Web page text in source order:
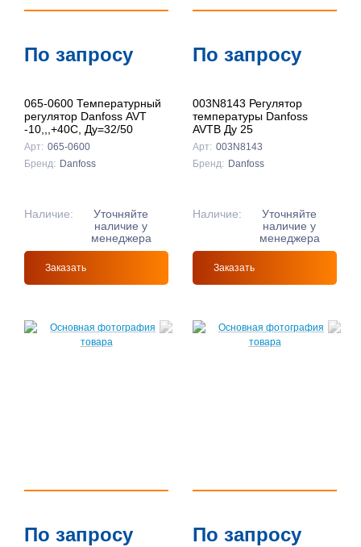
По запросу
065-0600 Температурный
регулятор Danfoss AVT
-10,,,+40C, Ду=32/50
Арт: 065-0600
Бренд: Danfoss
Наличие:
Уточняйте
наличие у
менеджера
Заказать
По запросу
003N8143 Регулятор
температуры Danfoss
AVTB Ду 25
Арт: 003N8143
Бренд: Danfoss
Наличие:
Уточняйте
наличие у
менеджера
Заказать
По запросу По запросу